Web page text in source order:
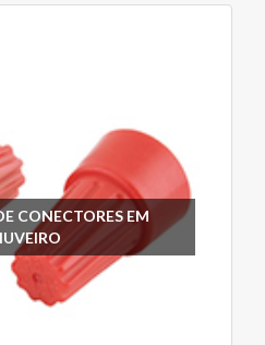
CONECTORES EM